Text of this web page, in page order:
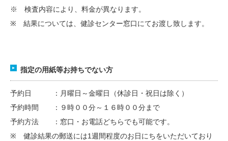
※ 検査内容により、料金が異なります。
※ 結果については、健診センター窓口にてお渡し致します。
指定の用紙等お持ちでない方
予約日 ：月曜日～金曜日（休診日・祝日は除く）
予約時間 ：９時００分～１６時００分まで
予約方法 ：窓口・お電話どちらでも可能です。
※ 健診結果の郵送には1週間程度のお日にちをいただいており